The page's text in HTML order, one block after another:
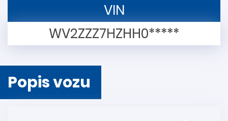
VIN
WV2ZZZ7HZHH0*****
Popis vozu